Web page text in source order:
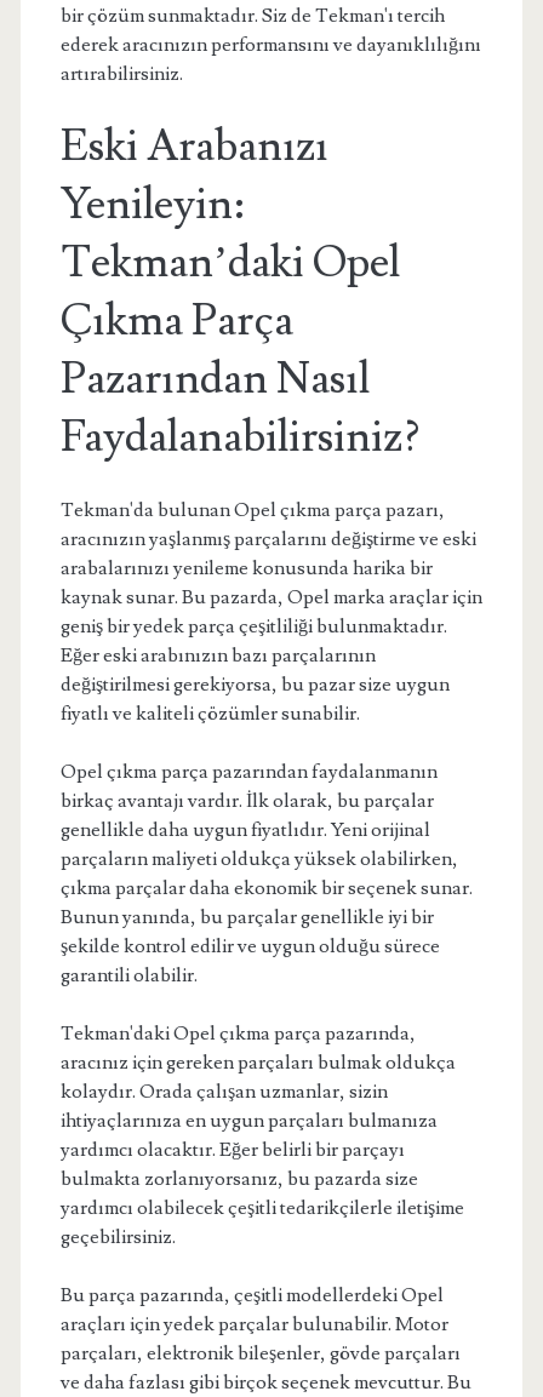
bir çözüm sunmaktadır. Siz de Tekman'ı tercih
ederek aracınızın performansını ve dayanıklılığını
artırabilirsiniz.
Eski Arabanızı
Yenileyin:
Tekman’daki Opel
Çıkma Parça
Pazarından Nasıl
Faydalanabilirsiniz?
Tekman'da bulunan Opel çıkma parça pazarı,
aracınızın yaşlanmış parçalarını değiştirme ve eski
arabalarınızı yenileme konusunda harika bir
kaynak sunar. Bu pazarda, Opel marka araçlar için
geniş bir yedek parça çeşitliliği bulunmaktadır.
Eğer eski arabınızın bazı parçalarının
değiştirilmesi gerekiyorsa, bu pazar size uygun
fiyatlı ve kaliteli çözümler sunabilir.
Opel çıkma parça pazarından faydalanmanın
birkaç avantajı vardır. İlk olarak, bu parçalar
genellikle daha uygun fiyatlıdır. Yeni orijinal
parçaların maliyeti oldukça yüksek olabilirken,
çıkma parçalar daha ekonomik bir seçenek sunar.
Bunun yanında, bu parçalar genellikle iyi bir
şekilde kontrol edilir ve uygun olduğu sürece
garantili olabilir.
Tekman'daki Opel çıkma parça pazarında,
aracınız için gereken parçaları bulmak oldukça
kolaydır. Orada çalışan uzmanlar, sizin
ihtiyaçlarınıza en uygun parçaları bulmanıza
yardımcı olacaktır. Eğer belirli bir parçayı
bulmakta zorlanıyorsanız, bu pazarda size
yardımcı olabilecek çeşitli tedarikçilerle iletişime
geçebilirsiniz.
Bu parça pazarında, çeşitli modellerdeki Opel
araçları için yedek parçalar bulunabilir. Motor
parçaları, elektronik bileşenler, gövde parçaları
ve daha fazlası gibi birçok seçenek mevcuttur. Bu